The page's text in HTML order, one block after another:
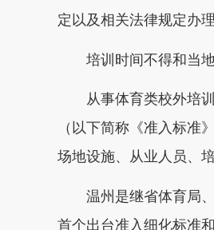
定以及相关法律规定办理
培训时间不得和当地
从事体育类校外培训
（以下简称《准入标准
场地设施、从业人员、
温州是继省体育局、
首个出台准入细化标准